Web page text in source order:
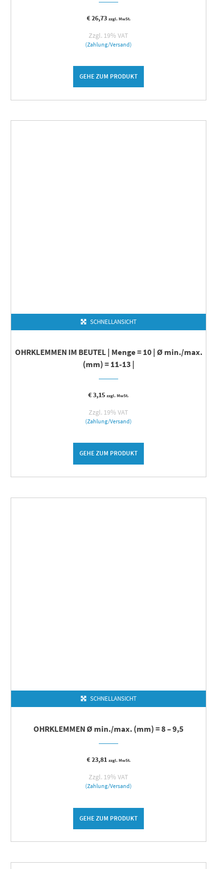
€26,73 zzgl. MwSt.
Zzgl. 19% VAT
(Zahlung/Versand)
GEHE ZUM PRODUKT
SCHNELLANSICHT
OHRKLEMMEN IM BEUTEL | Menge = 10 | Ø min./max.
(mm) = 11-13 |
€3,15 zzgl. MwSt.
Zzgl. 19% VAT
(Zahlung/Versand)
GEHE ZUM PRODUKT
SCHNELLANSICHT
OHRKLEMMEN Ø min./max. (mm) = 8 – 9,5
€23,81 zzgl. MwSt.
Zzgl. 19% VAT
(Zahlung/Versand)
GEHE ZUM PRODUKT